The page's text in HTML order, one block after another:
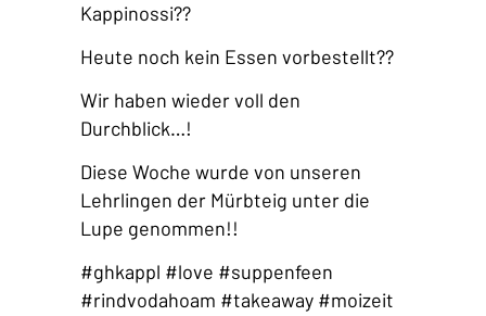
Kappinossi??
Heute noch kein Essen vorbestellt??
Wir haben wieder voll den
Durchblick…!
Diese Woche wurde von unseren
Lehrlingen der Mürbteig unter die
Lupe genommen!!
#ghkappl #love #suppenfeen
#rindvodahoam #takeaway #moizeit